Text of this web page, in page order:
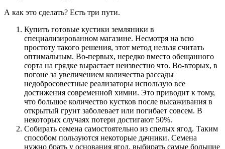
А как это сделать? Есть три пути.
Купить готовые кустики земляники в
специализированном магазине. Несмотря на всю
простоту такого решения, этот метод нельзя считать
оптимальным. Во-первых, нередко вместо обещанного
сорта на грядке вырастает неизвестно что. Во-вторых, в
погоне за увеличением количества рассады
недобросовестные реализаторы использую все
достижения современной химии. Это приводит к тому,
что большое количество кустков после высаживания в
открытый грунт заболевает или погибает совсем. В
некоторых случаях потери достигают 50%.
Собирать семена самостоятельно из спелых ягод. Таким
способом пользуются некоторые дачники. Семена
нужно брать у основания ягод, выбирать самые большие